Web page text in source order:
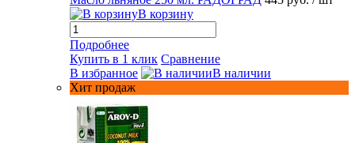
В корзину
Подробнее
Купить в 1 клик Сравнение
В избранное
В наличии
Хит продаж